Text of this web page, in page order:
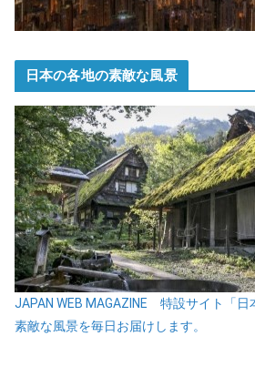
日本の各地の素敵な風景
JAPAN WEB MAGAZINE 特設サイト「
素敵な風景を毎日お届けします。